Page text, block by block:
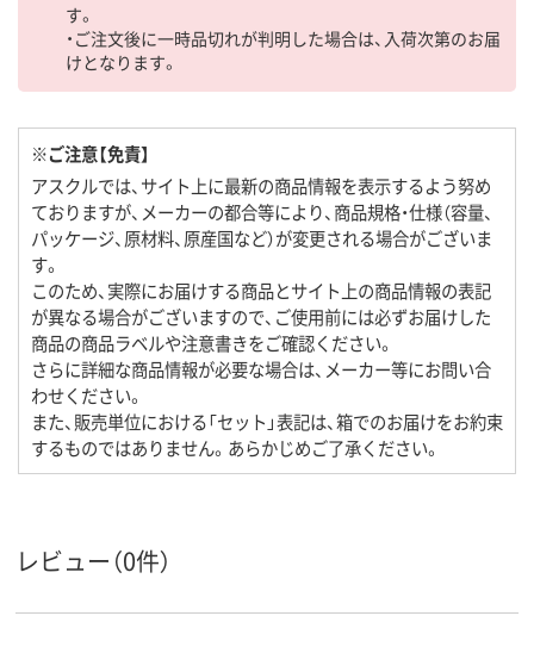
す。
・ご注文後に一時品切れが判明した場合は、入荷次第のお届
けとなります。
※ご注意【免責】
アスクルでは、サイト上に最新の商品情報を表示するよう努め
ておりますが、メーカーの都合等により、商品規格・仕様（容量、
パッケージ、原材料、原産国など）が変更される場合がございま
す。
このため、実際にお届けする商品とサイト上の商品情報の表記
が異なる場合がございますので、ご使用前には必ずお届けした
商品の商品ラベルや注意書きをご確認ください。
さらに詳細な商品情報が必要な場合は、メーカー等にお問い合
わせください。
また、販売単位における「セット」表記は、箱でのお届けをお約束
するものではありません。あらかじめご了承ください。
レビュー（0件）